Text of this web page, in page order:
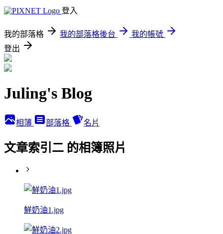
登入
我的部落格 我的部落格後台
我的帳號
登出
Juling's Blog
相簿 部落格 名片
文章索引二 的相簿照片
鮮奶油1.jpg